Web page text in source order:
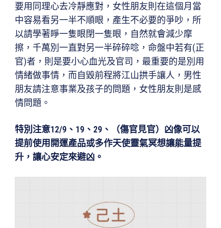
要用同理心去冷靜應對，女性朋友則在這個月當
中容易看另一半不順眼，產生不必要的爭吵，所
以請學著睜一隻眼閉一隻眼，自然就會減少摩
擦，千萬別一直對另一半碎碎唸，命盤中若有(正
官)者，則是要小心血光及官司，最重要的是別用
情緒做事情，而自毀前程將江山拱手讓人，男性
朋友請注意事業及孩子的問題，女性朋友則是感
情問題。
特別注意12/9、19、29、（傷官見官）凶像可以
提前使用開運產品或多作天使靈氣冥想讓能量提
升，讓心安定來避凶。